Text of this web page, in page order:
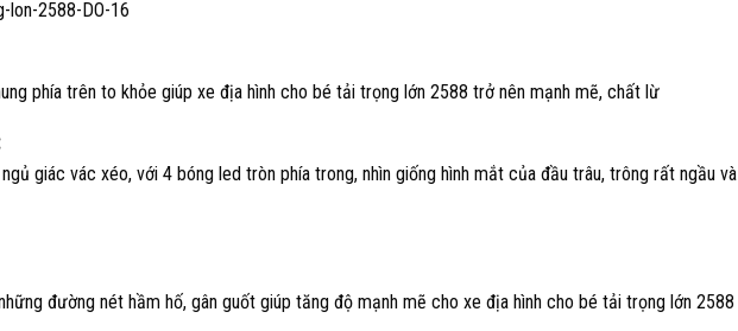
phía trên to khỏe giúp xe địa hình cho bé tải trọng lớn 2588 trở nên mạnh mẽ, chất lừ
giác vác xéo, với 4 bóng led tròn phía trong, nhìn giống hình mắt của đầu trâu, trông rất ngầu và
đường nét hầm hố, gân guốt giúp tăng độ mạnh mẽ cho xe địa hình cho bé tải trọng lớn 2588